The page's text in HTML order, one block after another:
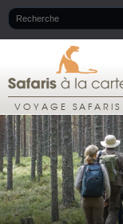
VOYAGE SAFARIS